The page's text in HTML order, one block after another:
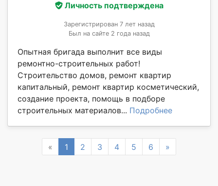
Личность подтверждена
Зарегистрирован 7 лет назад
Был на сайте 2 года назад
Опытная бригада выполнит все виды
ремонтно-строительных работ!
Строительство домов, ремонт квартир
капитальный, ремонт квартир косметический,
создание проекта, помощь в подборе
строительных материалов... Подробнее
« Previous
1 2 3 4 5 6 »